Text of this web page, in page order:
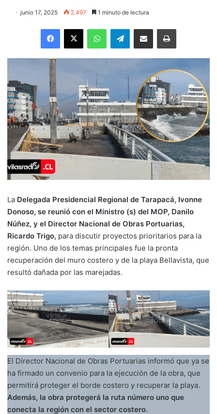
junio 17, 2025 2.497 1 minuto de lectura
Facebook
X WhatsAppTelegramEnviar vía email Imprimir
La Delegada Presidencial Regional de Tarapacá, Ivonne
Donoso, se reunió con el Ministro (s) del MOP, Danilo
Núñez, y el Director Nacional de Obras Portuarias,
Ricardo Trigo, para discutir proyectos prioritarios para la
región. Uno de los temas principales fue la pronta
recuperación del muro costero y de la playa Bellavista, que
resultó dañada por las marejadas.
El Director Nacional de Obras Portuarias informó que ya se
ha firmado un convenio para la ejecución de la obra, que
permitirá proteger el borde costero y recuperar la playa.
Además, la obra protegerá la ruta número uno que
conecta la región con el sector costero.